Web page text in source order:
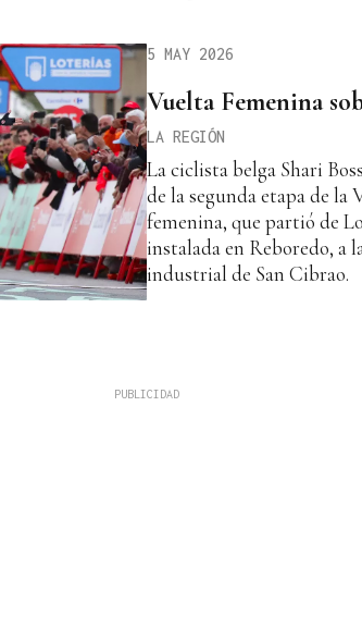
5 MAY 2026
Vuelta Femenina
LA REGIÓN
La ciclista belga Shari
de la segunda etapa de la
femenina, que partió de
instalada en Reboredo, a
industrial de San Cibrao.